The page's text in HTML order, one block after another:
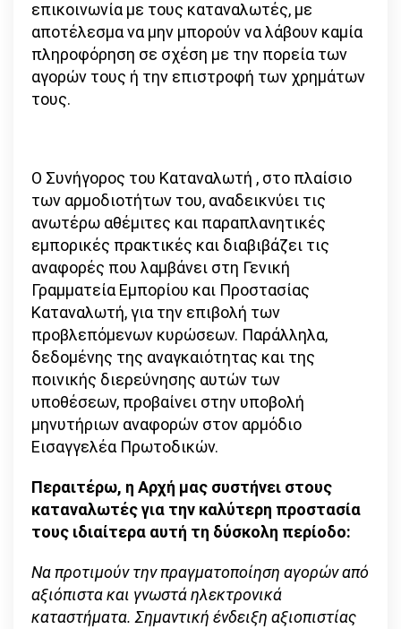
επικοινωνία με τους καταναλωτές, με
αποτέλεσμα να μην μπορούν να λάβουν καμία
πληροφόρηση σε σχέση με την πορεία των
αγορών τους ή την επιστροφή των χρημάτων
τους.
Ο Συνήγορος του Καταναλωτή , στο πλαίσιο
των αρμοδιοτήτων του, αναδεικνύει τις
ανωτέρω αθέμιτες και παραπλανητικές
εμπορικές πρακτικές και διαβιβάζει τις
αναφορές που λαμβάνει στη Γενική
Γραμματεία Εμπορίου και Προστασίας
Καταναλωτή, για την επιβολή των
προβλεπόμενων κυρώσεων. Παράλληλα,
δεδομένης της αναγκαιότητας και της
ποινικής διερεύνησης αυτών των
υποθέσεων, προβαίνει στην υποβολή
μηνυτήριων αναφορών στον αρμόδιο
Εισαγγελέα Πρωτοδικών.
Περαιτέρω, η Αρχή μας συστήνει στους
καταναλωτές για την καλύτερη προστασία
τους ιδιαίτερα αυτή τη δύσκολη περίοδο:
Να προτιμούν την πραγματοποίηση αγορών από
αξιόπιστα και γνωστά ηλεκτρονικά
καταστήματα. Σημαντική ένδειξη αξιοπιστίας